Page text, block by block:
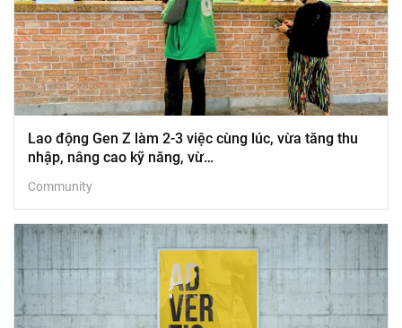
Lao động Gen Z làm 2-3 việc cùng lúc, vừa tăng thu
nhập, nâng cao kỹ năng, vừ…
Community